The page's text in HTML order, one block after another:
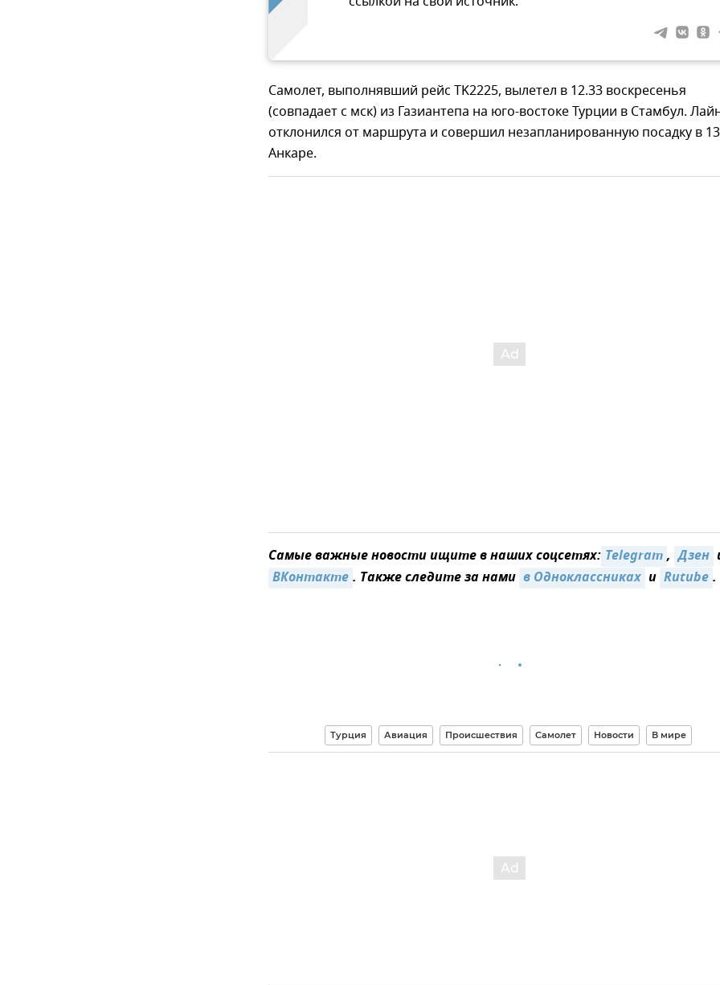
Самолет, выполнявший рейс TK2225, вылетел в 12.33 воскресенья
(совпадает с мск) из Газиантепа на юго-востоке Турции в Стамбул.
отклонился от маршрута и совершил незапланированную посадку в
Анкаре.
Самые важные новости ищите в наших соцсетях: Telegram, Дзен
ВКонтакте. Также следите за нами в Одноклассниках и Rutube.
Турция Авиация Происшествия Самолет Новости В мире